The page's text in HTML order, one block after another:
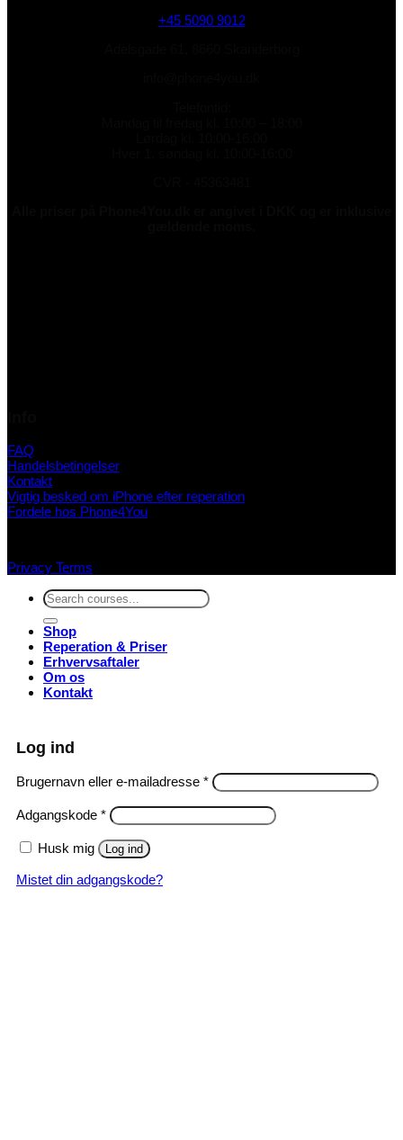
+45 5090 9012
FAQ
Handelsbetingelser
Kontakt
Vigtig besked om iPhone efter reperation
Fordele hos Phone4You
Privacy Terms
Søg
efter:
Shop
Reperation & Priser
Erhvervsaftaler
Om os
Kontakt
Log ind
Brugernavn eller e-mailadresse *Påkrævet
Adgangskode *Påkrævet
Husk mig Log ind
Mistet din adgangskode?